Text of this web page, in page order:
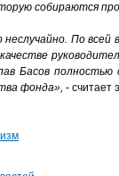
собираются
По всей
Басов
фонда», - считает